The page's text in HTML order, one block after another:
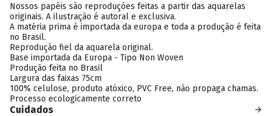
Nossos papéis são reproduções feitas a partir das aquarelas
originais. A ilustração é autoral e exclusiva.
A matéria prima é importada da europa e toda a produção é feita
no Brasil.
Reprodução fiel da aquarela original.
Base importada da Europa - Tipo Non Woven
Produção feita no Brasil
Largura das faixas 75cm
100% celulose, produto atóxico, PVC Free, não propaga chamas.
Processo ecologicamente correto
Cuidados